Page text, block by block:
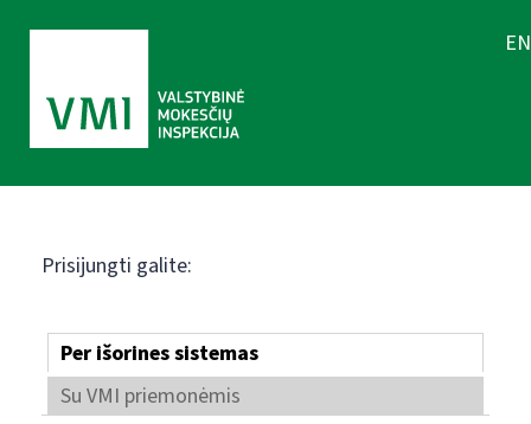
EN
Prisijungti galite:
Per išorines sistemas
Su VMI priemonėmis